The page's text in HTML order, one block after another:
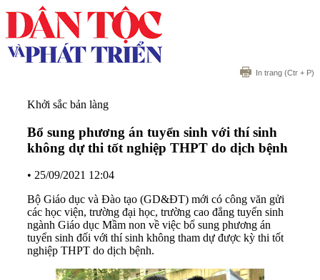
In trang (Ctr + P)
Khởi sắc bản làng
Bổ sung phương án tuyển sinh với thí sinh
không dự thi tốt nghiệp THPT do dịch bệnh
• 25/09/2021 12:04
Bộ Giáo dục và Đào tạo (GD&ĐT) mới có công văn gửi
các học viện, trường đại học, trường cao đẳng tuyển sinh
ngành Giáo dục Mầm non về việc bổ sung phương án
tuyển sinh đối với thí sinh không tham dự được kỳ thi tốt
nghiệp THPT do dịch bệnh.